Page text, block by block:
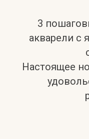
3
акварели с
Настоящее